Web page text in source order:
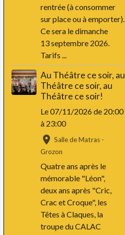
rentrée (à consommer
sur place ou à emporter).
Ce sera le dimanche
13 septembre 2026.
Tarifs ...
Au Théâtre ce soir, au
Théâtre ce soir, au
Théâtre ce soir!
Le 07/11/2026de 20:00
à 23:00
Salle de Matras -
Grozon
Quatre ans après le
mémorable "Léon",
deux ans après "Cric,
Crac et Croque", les
Têtes à Claques, la
troupe du CALAC